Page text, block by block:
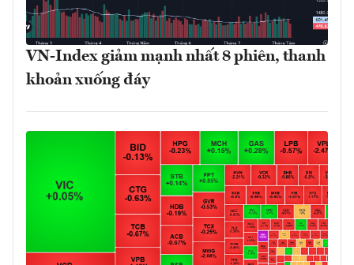
VN-Index giảm mạnh nhất 8 phiên, thanh
khoản xuống đáy